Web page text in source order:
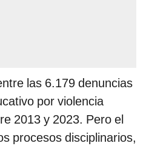
las 6.179 denuncias
por violencia
2013 y 2023. Pero el
procesos disciplinarios,